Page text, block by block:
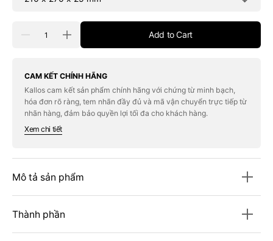
Decrease
Ảnh
Photobook
[0327]
VOL
Second
Increase
quantity
Ảnh
Photobook
[0327]
VOL
Add to Cart
CAM KẾT CHÍNH HÃNG
Kallos cam kết sản phẩm chính hãng với chứng từ minh bạch,
hóa đơn rõ ràng, tem nhãn đầy đủ và mã vận chuyển trực tiếp từ
nhãn hàng, đảm bảo quyền lợi tối đa cho khách hàng.
Xem chi tiết
Mô tả sản phẩm
Thành phần